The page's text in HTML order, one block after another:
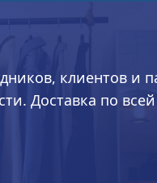
клиентов и
Доставка по